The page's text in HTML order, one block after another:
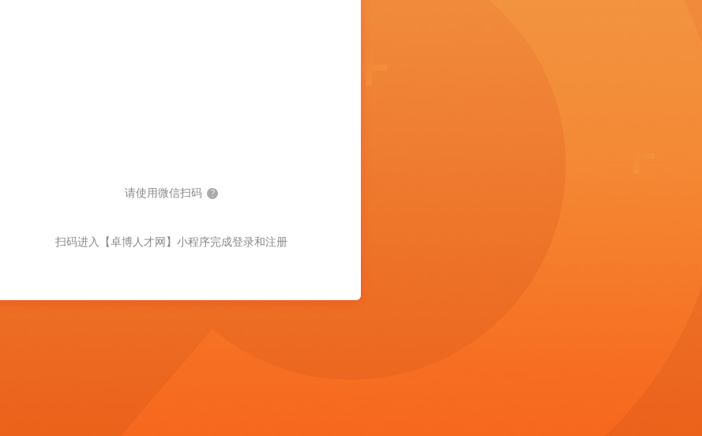
请使用微信扫码 ?
扫码进入【卓博人才网】小程序完成登录和注册